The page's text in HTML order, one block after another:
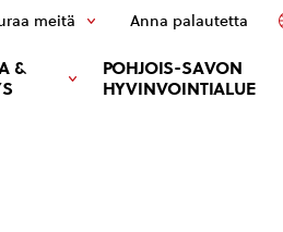
&
POHJOIS-SAVON
HYVINVOINTIALUE
meitä Anna palautetta